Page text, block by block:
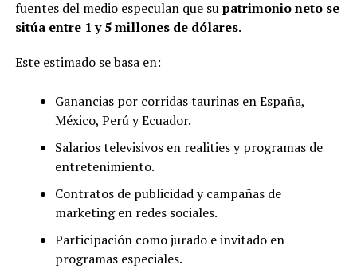
fuentes del medio especulan que supatrimonio neto se
sitúa entre 1 y 5 millones de dólares.
Este estimado se basa en:
Ganancias por corridas taurinas en España,
México, Perú y Ecuador.
Salarios televisivos en realities y programas de
entretenimiento.
Contratos de publicidad y campañas de
marketing en redes sociales.
Participación como jurado e invitado en
programas especiales.